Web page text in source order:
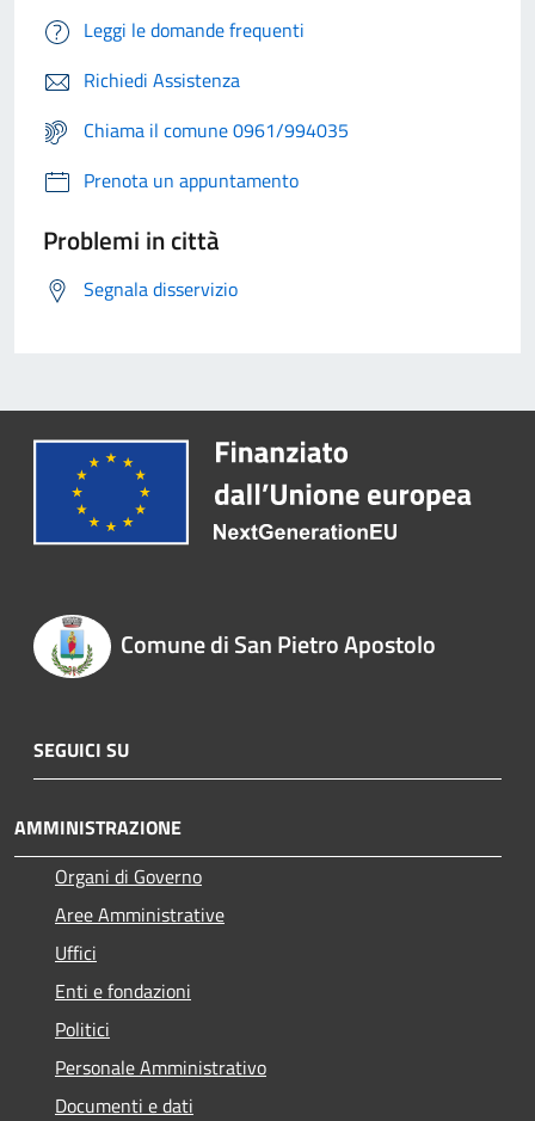
Leggi le domande frequenti
Richiedi Assistenza
Chiama il comune 0961/994035
Prenota un appuntamento
Problemi in città
Segnala disservizio
Comune di San Pietro Apostolo
SEGUICI SU
AMMINISTRAZIONE
Organi di Governo
Aree Amministrative
Uffici
Enti e fondazioni
Politici
Personale Amministrativo
Documenti e dati